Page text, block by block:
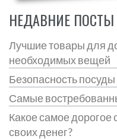
НЕДАВНИЕ ПОСТЫ
Лучшие товары для
необходимых вещей
Безопасность
Самые
Какое самое дорогое
своих денег?